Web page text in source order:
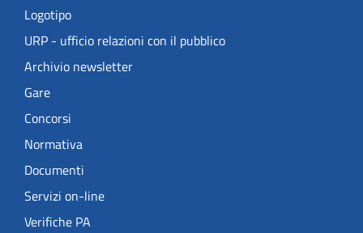
Logotipo
URP - ufficio relazioni con il pubblico
Archivio newsletter
Gare
Concorsi
Normativa
Documenti
Servizi on-line
Verifiche PA